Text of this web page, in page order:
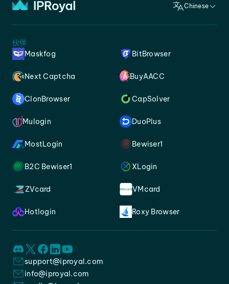
Chinese
伙伴
Maskfog
BitBrowser
Next Captcha BuyAACC
ClonBrowser CapSolver
Mulogin DuoPlus
MostLogin Bewiser1
B2C Bewiser1 XLogin
ZVcard VMcard
Hotlogin Roxy Browser
support@iproyal.com
info@iproyal.com